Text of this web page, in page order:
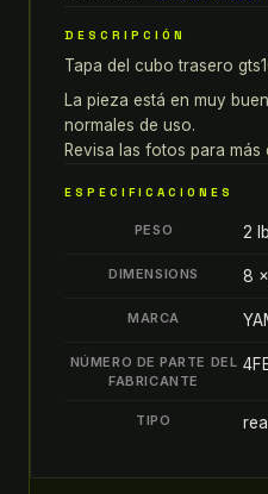
gts1000a
TAPA
DEL
CUBO
TRASERO
4FE-
DESCRIPCIÓN
Tapa del cubo trasero
La pieza está en muy
normales de uso.
Revisa las fotos para más
ESPECIFICACIONES
PESO 2
DIMENSIONS 8
MARCA
NÚMERO DE PARTE DEL
FABRICANTE
TIPO